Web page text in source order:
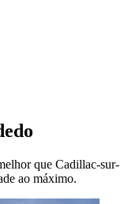
que Cadillac-sur-
ao máximo.